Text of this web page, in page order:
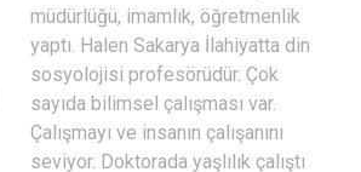
müdürlüğü, imamlık, öğretmenlik
yaptı. Halen Sakarya İlahiyatta din
sosyolojisi profesörüdür. Çok
sayıda bilimsel çalışması var.
Çalışmayı ve insanın çalışanını
seviyor. Doktorada yaşlılık çalıştı